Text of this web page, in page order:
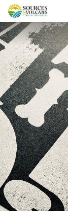
Super Sans Plomb